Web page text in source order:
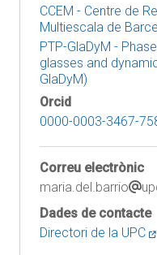
CCEM - Centre de
Multiescala de
PTP-GlaDyM -
glasses and
GlaDyM)
Orcid
0000-0003-3467-
Correu electrònic
maria.del.barrio
Dades de contacte
Directori de la UPC